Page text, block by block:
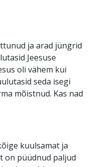
ja arad jüngrid
Jeesuse
oli vähem kui
seda isegi
mõistnud. Kas nad
kuulsamat ja
on püüdnud paljud